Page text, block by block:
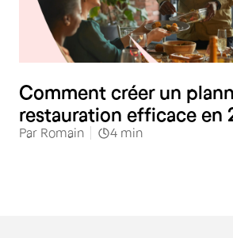
Comment créer un
restauration efficace en
Par Romain 4 min